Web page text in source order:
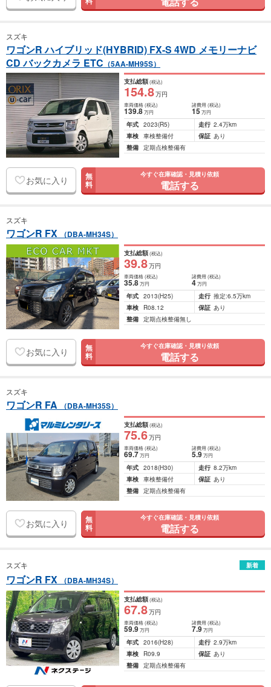
スズキ
ワゴンR ハイブリッド(HYBRID) FX-S 4WD メモリーナビ
CD バックカメラ ETC （5AA-MH95S）
支払総額(税込)
154.8万円
車両価格(税込)
139.8万円
諸費用 (税込)
15 万円
年式 2023(R5) 走行 2.4万km
車検 車検整備付 保証 あり
整備 定期点検整備有
お気に入り 無
料
今すぐ在庫確認・見積り依頼
電話する
スズキ
ワゴンR FX （DBA-MH34S）
支払総額(税込)
39.8万円
車両価格(税込)
35.8万円
諸費用 (税込)
4 万円
年式 2013(H25) 走行 推定:6.5万km
車検
R08.12 保証 あり
整備 定期点検整備無し
お気に入り 無
料
今すぐ在庫確認・見積り依頼
電話する
スズキ
ワゴンR FA （DBA-MH35S）
支払総額(税込)
75.6万円
車両価格(税込)
69.7万円
諸費用 (税込)
5.9 万円
年式 2018(H30) 走行 8.2万km
車検 車検整備付 保証 あり
整備 定期点検整備有
お気に入り 無
料
今すぐ在庫確認・見積り依頼
電話する
スズキ 新着
ワゴンR FX （DBA-MH34S）
支払総額(税込)
67.8万円
車両価格(税込)
59.9万円
諸費用 (税込)
7.9 万円
年式 2016(H28) 走行 2.9万km
車検
R09.9 保証 あり
整備 定期点検整備有